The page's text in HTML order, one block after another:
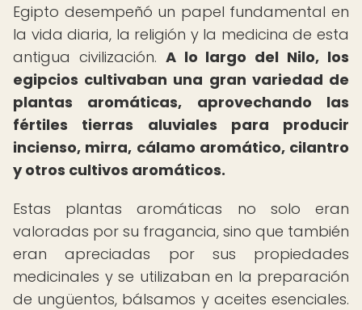
Egipto desempeñó un papel fundamental en
la vida diaria, la religión y la medicina de esta
antigua civilización. A lo largo del Nilo, los
egipcios cultivaban una gran variedad de
plantas aromáticas, aprovechando las
fértiles tierras aluviales para producir
incienso, mirra, cálamo aromático, cilantro
y otros cultivos aromáticos.
Estas plantas aromáticas no solo eran
valoradas por su fragancia, sino que también
eran apreciadas por sus propiedades
medicinales y se utilizaban en la preparación
de ungüentos, bálsamos y aceites esenciales.